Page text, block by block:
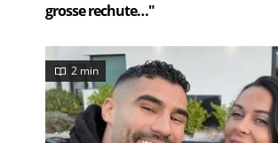
grosse rechute…"
2 min